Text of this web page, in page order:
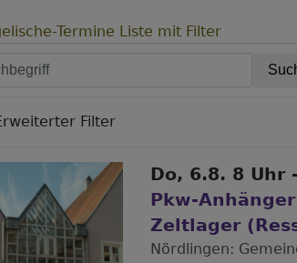
Termine Liste mit Filter
Filter
Do, 6.8. 8 Uhr
Pkw-
Zeltlager
Nördlingen